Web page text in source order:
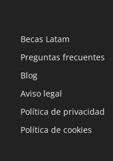
Becas Latam
Preguntas frecuentes
Blog
Aviso legal
Política de privacidad
Política de cookies